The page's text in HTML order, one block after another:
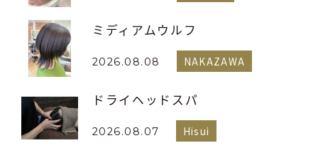
ミディアムウルフ
2026.08.08 NAKAZAWA
ドライヘッドスパ
2026.08.07 Hisui